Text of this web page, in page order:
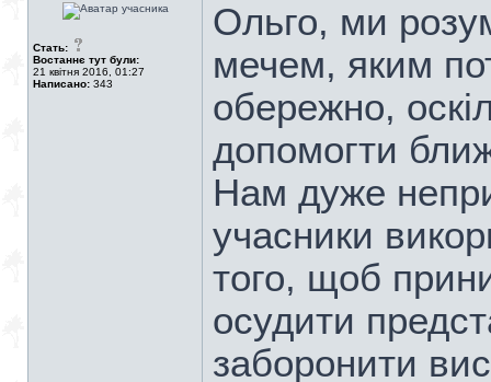
Стать:
Востаннє тут були:
21 квітня 2016, 01:27
Написано: 343
Ольго, ми
мечем, яким
обережно,
допомогти
Нам дуже
учасники
того, щоб
осудити
заборонити